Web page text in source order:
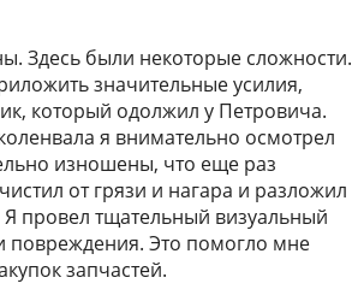
Здесь были некоторые сложности.
значительные усилия,
который одолжил у Петровича.
я внимательно осмотрел
изношены, что еще раз
от грязи и нагара и разложил
провел тщательный визуальный
повреждения. Это помогло мне
запчастей.